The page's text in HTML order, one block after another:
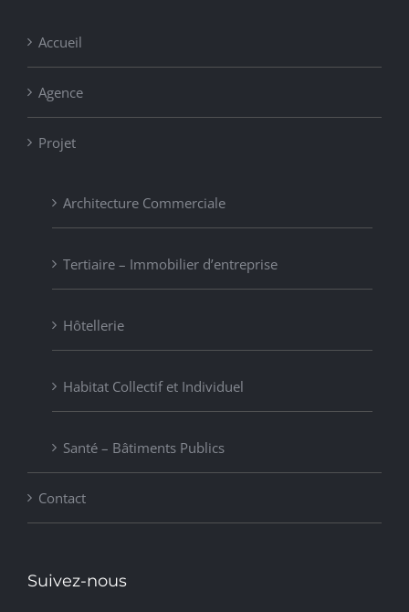
Accueil
Agence
Projet
Architecture Commerciale
Tertiaire – Immobilier d’entreprise
Hôtellerie
Habitat Collectif et Individuel
Santé – Bâtiments Publics
Contact
Suivez-nous